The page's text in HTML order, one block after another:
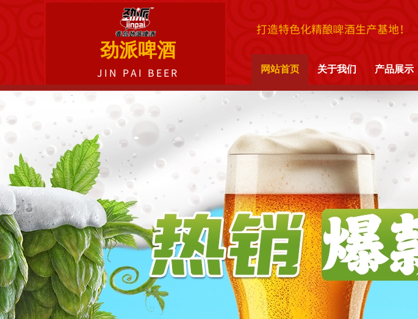
打造特色化精酿啤酒生产基地！
JIN PAI BEER
劲派啤酒
网站首页 关于我们 产品展示